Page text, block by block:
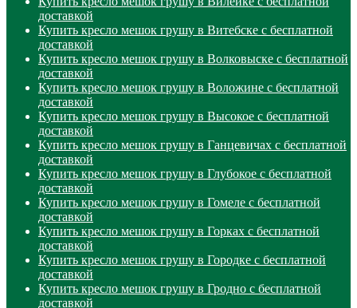
доставкой
Купить кресло мешок грушу в Витебске с бесплатной
доставкой
Купить кресло мешок грушу в Волковыске с бесплатной
доставкой
Купить кресло мешок грушу в Воложине с бесплатной
доставкой
Купить кресло мешок грушу в Высокое с бесплатной
доставкой
Купить кресло мешок грушу в Ганцевичах с бесплатной
доставкой
Купить кресло мешок грушу в Глубокое с бесплатной
доставкой
Купить кресло мешок грушу в Гомеле с бесплатной
доставкой
Купить кресло мешок грушу в Горках с бесплатной
доставкой
Купить кресло мешок грушу в Городке с бесплатной
доставкой
Купить кресло мешок грушу в Гродно с бесплатной
доставкой